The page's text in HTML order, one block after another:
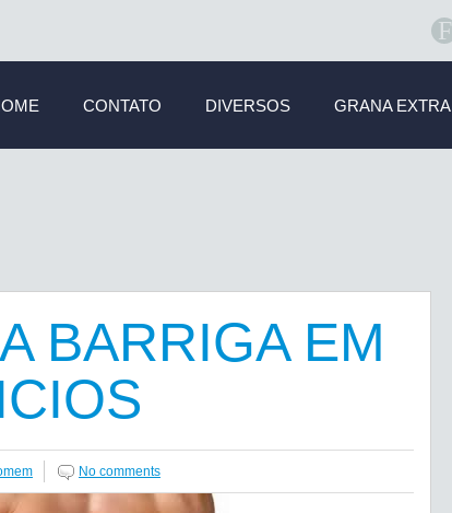
F
CONTATO DIVERSOS GRANA EXTRA
BARRIGA EM
No comments